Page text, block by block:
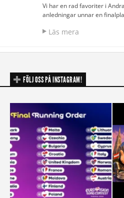
Vi har en rad favoriter i
anledningar unnar en
Läs mera
FÖLJ OSS PÅ INSTAGRAM!